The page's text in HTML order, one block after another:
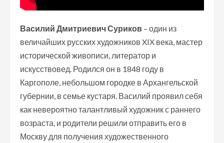
Василий Дмитриевич Суриков – один из
величайших русских художников XIX века, мастер
исторической живописи, литератор и
искусствовед. Родился он в 1848 году в
Каргополе, небольшом городке в Архангельской
губернии, в семье кустаря. Василий проявил себя
как невероятно талантливый художник с раннего
возраста, и родители решили отправить его в
Москву для получения художественного